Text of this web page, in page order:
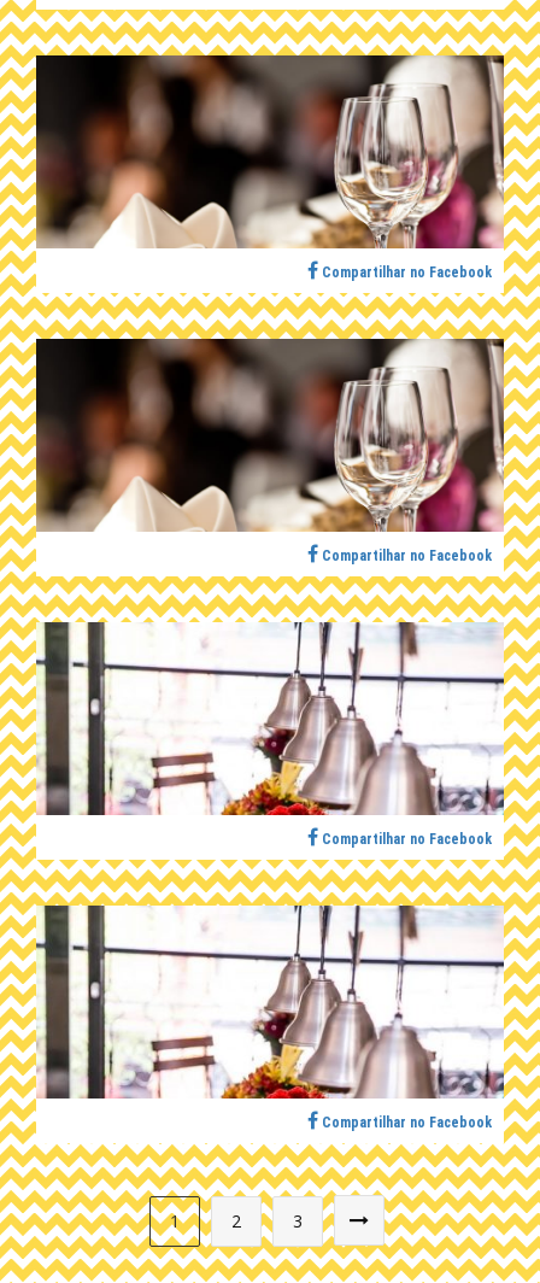
Compartilhar no Facebook
Compartilhar no Facebook
Compartilhar no Facebook
Compartilhar no Facebook
1 2 3